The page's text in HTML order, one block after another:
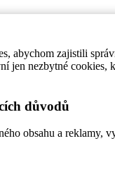
abychom zajistili
jen nezbytné
důvodů
obsahu a reklamy,